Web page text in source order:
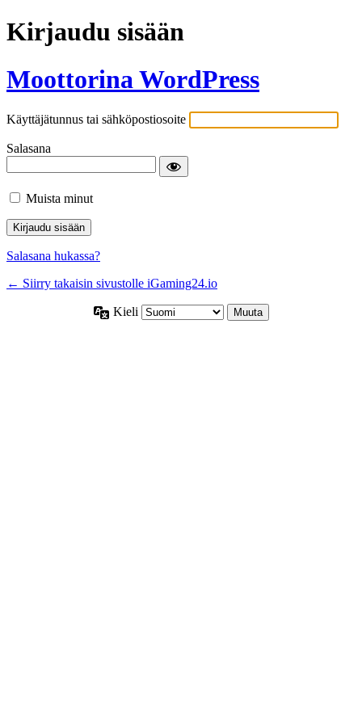
Kirjaudu sisään
Moottorina WordPress
Käyttäjätunnus tai sähköpostiosoite
Salasana
Muista minut
Salasana hukassa?
← Siirry takaisin sivustolle iGaming24.io
Kieli